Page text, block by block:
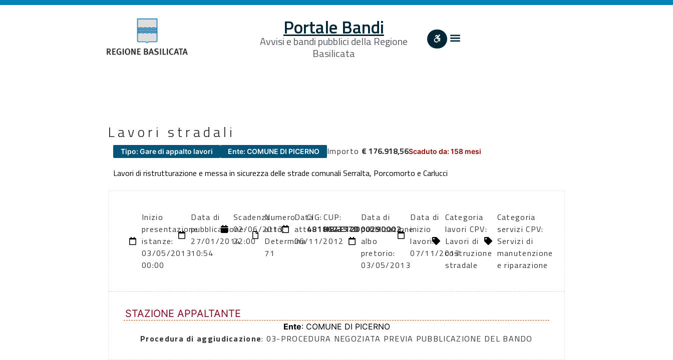
Portale Bandi
Avvisi e bandi pubblici della Regione
Basilicata
Lavori stradali
Tipo: Gare di appalto lavori Ente: COMUNE DI PICERNO Importo € 176.918,56Scaduto da: 158 mesi
Lavori di ristrutturazione e messa in sicurezza delle strade comunali Serralta, Porcomorto e Carlucci
Inizio
presentazione
istanze:
03/05/2013
00:00
Data di
pubblicazione:
27/01/2014
10:54
Scadenza:
02/06/2013
22:00
Numero
atto:
Determina
71
Data
atto:
06/11/2012
CIG:
481862357D
CUP:
H84E12000290002.
Data di
pubblicazione
albo
pretorio:
03/05/2013
Data di
inizio
lavori:
07/11/2013
Categoria
lavori CPV:
Lavori di
costruzione
stradale
Categoria
servizi CPV:
Servizi di
manutenzione
e riparazione
STAZIONE APPALTANTE
Ente: COMUNE DI PICERNO
Procedura di aggiudicazione: 03-PROCEDURA NEGOZIATA PREVIA PUBBLICAZIONE DEL BANDO